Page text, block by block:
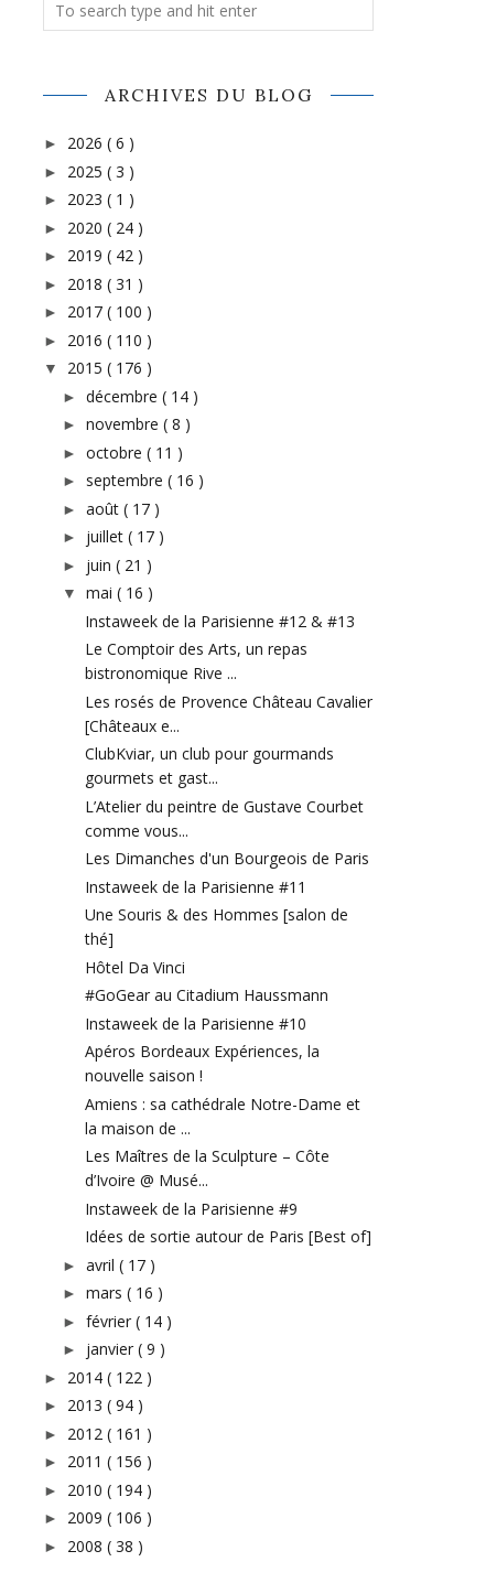
ARCHIVES DU BLOG
► 2026 ( 6 )
► 2025 ( 3 )
► 2023 ( 1 )
► 2020 ( 24 )
► 2019 ( 42 )
► 2018 ( 31 )
► 2017 ( 100 )
► 2016 ( 110 )
▼ 2015 ( 176 )
► décembre ( 14 )
► novembre ( 8 )
► octobre ( 11 )
► septembre ( 16 )
► août ( 17 )
► juillet ( 17 )
► juin ( 21 )
▼ mai ( 16 )
Instaweek de la Parisienne #12 & #13
Le Comptoir des Arts, un repas
bistronomique Rive ...
Les rosés de Provence Château Cavalier
[Châteaux e...
ClubKviar, un club pour gourmands
gourmets et gast...
L’Atelier du peintre de Gustave Courbet
comme vous...
Les Dimanches d'un Bourgeois de Paris
Instaweek de la Parisienne #11
Une Souris & des Hommes [salon de
thé]
Hôtel Da Vinci
#GoGear au Citadium Haussmann
Instaweek de la Parisienne #10
Apéros Bordeaux Expériences, la
nouvelle saison !
Amiens : sa cathédrale Notre-Dame et
la maison de ...
Les Maîtres de la Sculpture – Côte
d’Ivoire @ Musé...
Instaweek de la Parisienne #9
Idées de sortie autour de Paris [Best of]
► avril ( 17 )
► mars ( 16 )
► février ( 14 )
► janvier ( 9 )
► 2014 ( 122 )
► 2013 ( 94 )
► 2012 ( 161 )
► 2011 ( 156 )
► 2010 ( 194 )
► 2009 ( 106 )
► 2008 ( 38 )